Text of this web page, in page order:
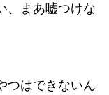
、まあ嘘つけな
つはできないん